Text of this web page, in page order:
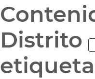
Distrito
etiqueta